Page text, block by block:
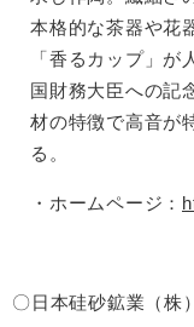
本格的な茶器や花
「香るカップ」
国財務大臣への記
材の特徴で高音が
る。
・ホームページ：
〇日本硅砂鉱業（株